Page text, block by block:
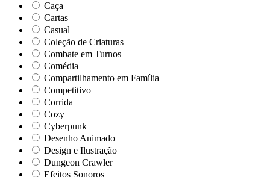
Caça
Cartas
Casual
Coleção de Criaturas
Combate em Turnos
Comédia
Compartilhamento em Família
Competitivo
Corrida
Cozy
Cyberpunk
Desenho Animado
Design e Ilustração
Dungeon Crawler
Efeitos Sonoros